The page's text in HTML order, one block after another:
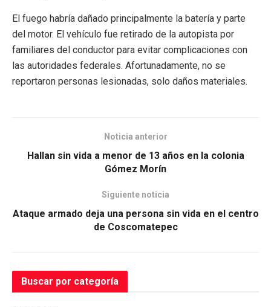
El fuego habría dañado principalmente la batería y parte
del motor. El vehículo fue retirado de la autopista por
familiares del conductor para evitar complicaciones con
las autoridades federales. Afortunadamente, no se
reportaron personas lesionadas, solo daños materiales.
Noticia anterior
Hallan sin vida a menor de 13 años en la colonia
Gómez Morín
Siguiente noticia
Ataque armado deja una persona sin vida en el centro
de Coscomatepec
Buscar por categoría